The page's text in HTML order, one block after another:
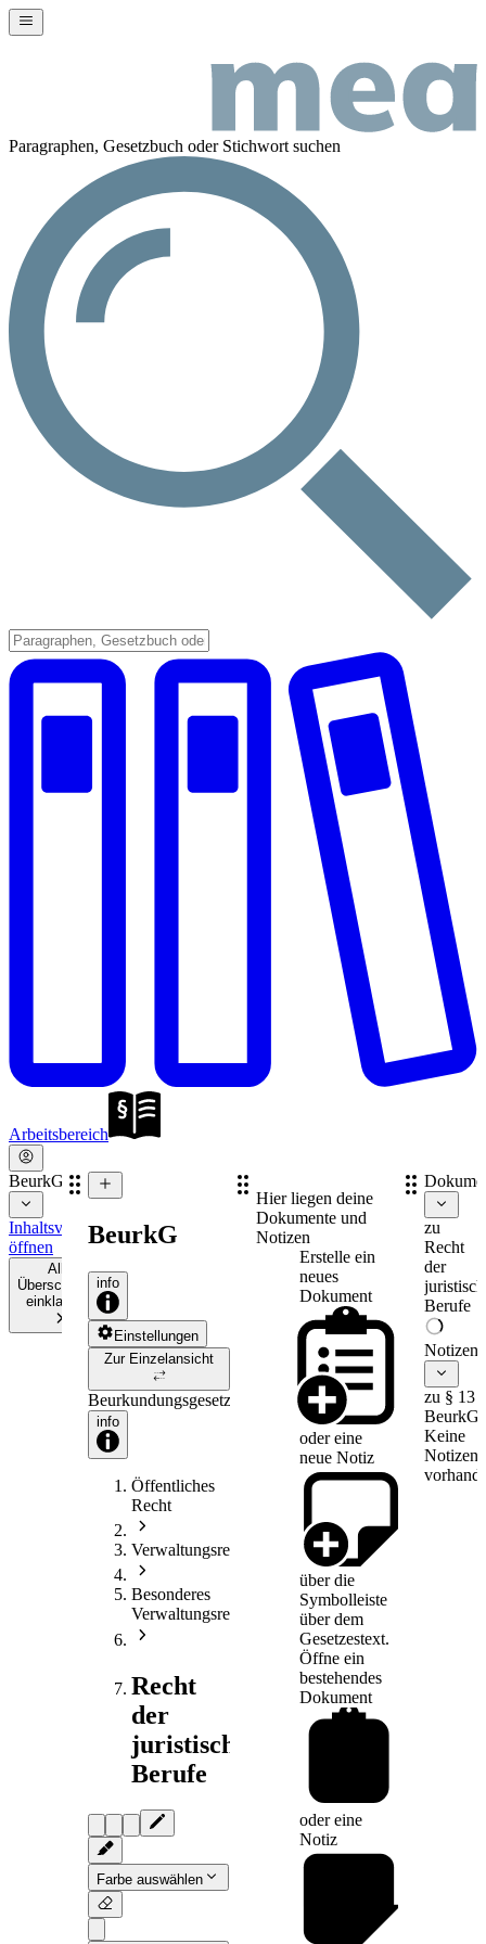
Paragraphen, Gesetzbuch oder Stichwort suchen
Arbeitsbereich
BeurkG
Inhaltsverzeichnis
öffnen
Alle
Überschriften
einklappen
BeurkG
info
Einstellungen
Zur Einzelansicht
Beurkundungsgesetz
info
Öffentliches
Recht
Verwaltungsrecht
Besonderes
Verwaltungsrecht
Recht
der
juristischen
Berufe
Farbe auswählen
Hier liegen deine
Dokumente und
Notizen
Erstelle ein
neues
Dokument
oder eine
neue Notiz
über die
Symbolleiste
über dem
Gesetzestext.
Öffne ein
bestehendes
Dokument
oder eine
Notiz
zu
Recht
der
Berufe
Notizen
zu § 13
BeurkG
Keine
Notizen